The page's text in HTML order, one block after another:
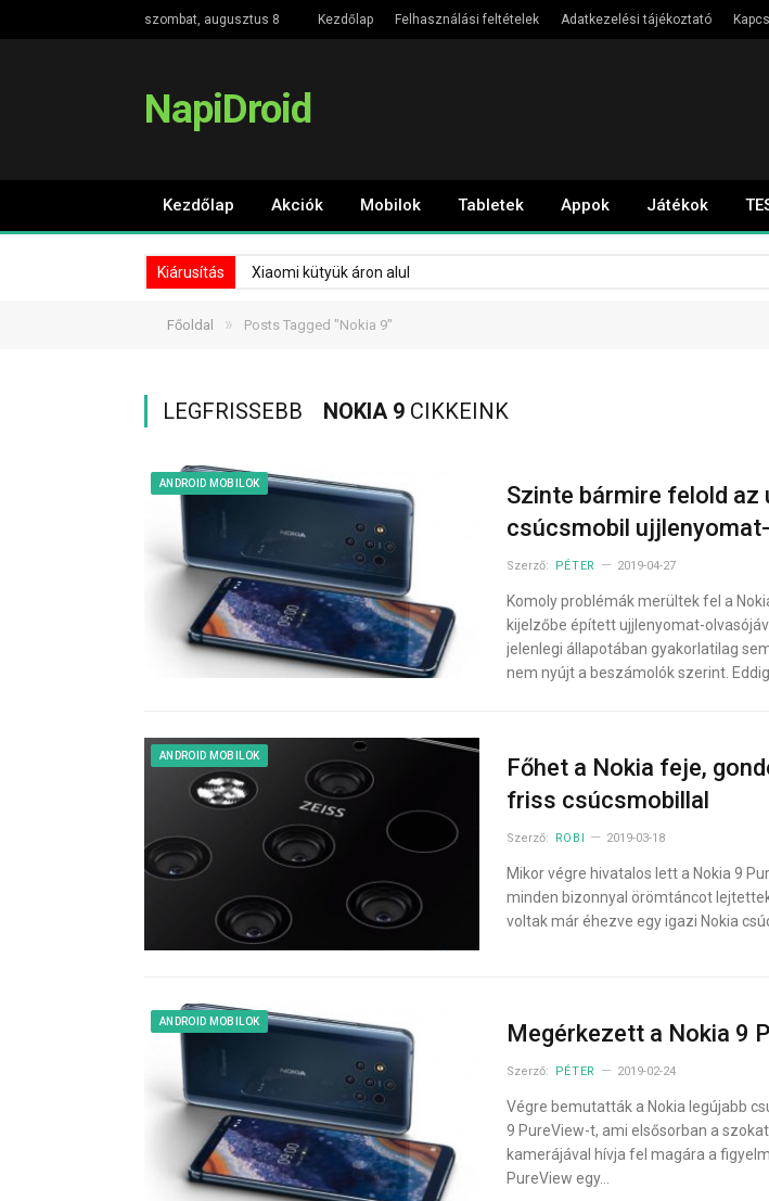
szombat, augusztus 8 Kezdőlap Felhasználási feltételek Adatkezelési tájékoztató
NapiDroid
Kezdőlap Akciók Mobilok Tabletek Appok Játékok
Kiárusítás Xiaomi kütyük áron alul
Főoldal » Posts Tagged "Nokia 9"
LEGFRISSEBB NOKIA 9 CIKKEINK
ANDROID MOBILOK
Szinte bármire felold az
csúcsmobil
Szerző: PÉTER 2019-04-27
Komoly problémák merültek fel a
kijelzőbe épített ujjlenyomat-
jelenlegi állapotában gyakorlatilag
nem nyújt a beszámolók szerint.
ANDROID MOBILOK
Főhet a Nokia feje,
friss csúcsmobillal
Szerző: ROBI 2019-03-18
Mikor végre hivatalos lett a Nokia 9
minden bizonnyal örömtáncot
voltak már éhezve egy igazi Nokia
ANDROID MOBILOK Megérkezett a Nokia 9
Szerző: PÉTER 2019-02-24
Végre bemutatták a Nokia legújabb
9 PureView-t, ami elsősorban a
kamerájával hívja fel magára a
PureView egy…